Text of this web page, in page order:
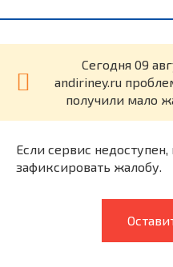
Cегодня 09
andiriney.ru
получили мало
Если сервис
зафиксировать жалобу.